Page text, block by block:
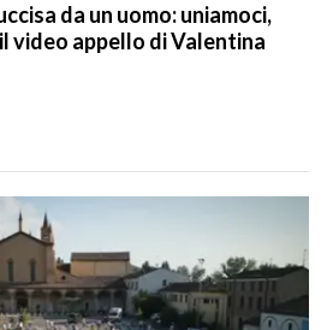
da un uomo: uniamoci,
video appello di Valentina